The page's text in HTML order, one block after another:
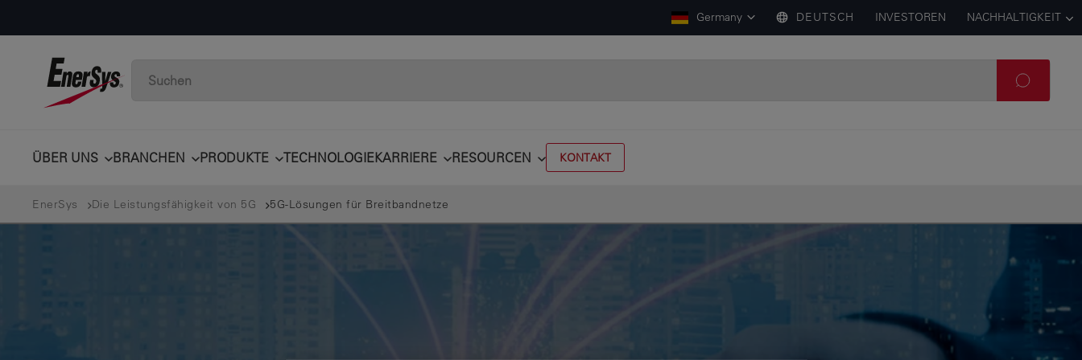
Germany DEUTSCH INVESTOREN NACHHALTIGKEIT
ÜBER UNS BRANCHEN PRODUKTE TECHNOLOGIEKARRIERE RESOURCEN KONTAKT
EnerSys Die Leistungsfähigkeit von 5G 5G-Lösungen für Breitbandnetze